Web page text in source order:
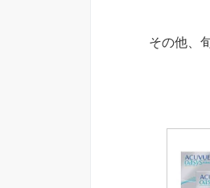
その他、